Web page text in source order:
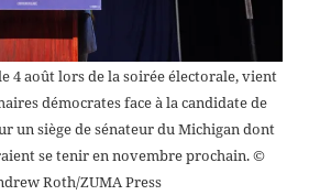
4 août lors de la soirée électorale, vient
démocrates face à la candidate de
un siège de sénateur du Michigan dont
se tenir en novembre prochain. ©
Roth/ZUMA Press